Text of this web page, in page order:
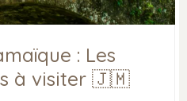
: Les
à visiter 🇯🇲